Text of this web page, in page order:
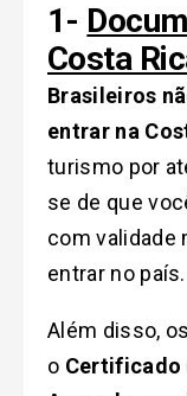
1-
Costa
Brasileiros
entrar na
turismo por
se de que
com validade
entrar no país.
Além disso,
o Certificado